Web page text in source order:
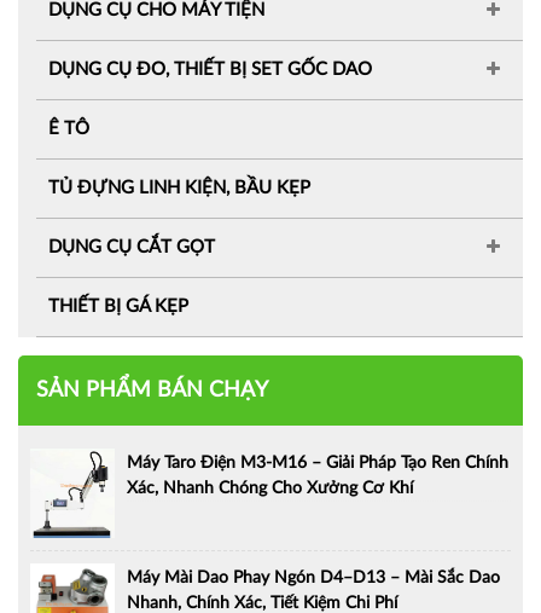
DỤNG CỤ CHO MÁY TIỆN
DỤNG CỤ ĐO, THIẾT BỊ SET GỐC DAO
Ê TÔ
TỦ ĐỰNG LINH KIỆN, BẦU KẸP
DỤNG CỤ CẮT GỌT
THIẾT BỊ GÁ KẸP
SẢN PHẨM BÁN CHẠY
Máy Taro Điện M3-M16 – Giải Pháp Tạo Ren Chính
Xác, Nhanh Chóng Cho Xưởng Cơ Khí
Máy Mài Dao Phay Ngón D4–D13 – Mài Sắc Dao
Nhanh, Chính Xác, Tiết Kiệm Chi Phí